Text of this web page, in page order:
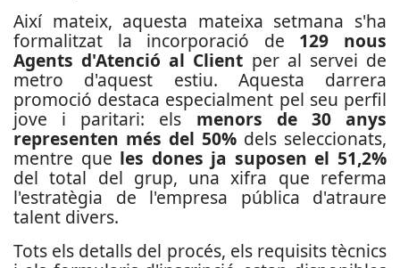
Així mateix, aquesta mateixa setmana s'ha
formalitzat la incorporació de 129 nous
Agents d'Atenció al Client per al servei de
metro d'aquest estiu. Aquesta darrera
promoció destaca especialment pel seu perfil
jove i paritari: els menors de 30 anys
representen més del 50% dels seleccionats,
mentre que les dones ja suposen el 51,2%
del total del grup, una xifra que referma
l'estratègia de l'empresa pública d'atraure
talent divers.
Tots els detalls del procés, els requisits tècnics